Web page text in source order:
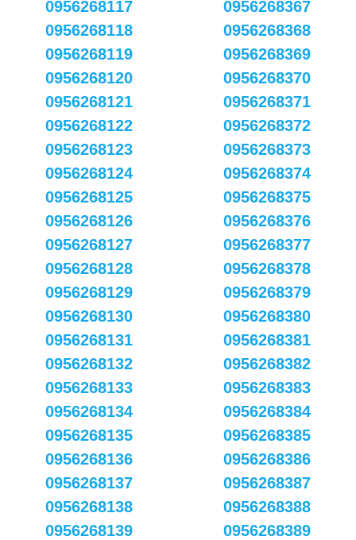
0956268117
0956268118
0956268119
0956268120
0956268121
0956268122
0956268123
0956268124
0956268125
0956268126
0956268127
0956268128
0956268129
0956268130
0956268131
0956268132
0956268133
0956268134
0956268135
0956268136
0956268137
0956268138
0956268139
0956268367
0956268368
0956268369
0956268370
0956268371
0956268372
0956268373
0956268374
0956268375
0956268376
0956268377
0956268378
0956268379
0956268380
0956268381
0956268382
0956268383
0956268384
0956268385
0956268386
0956268387
0956268388
0956268389